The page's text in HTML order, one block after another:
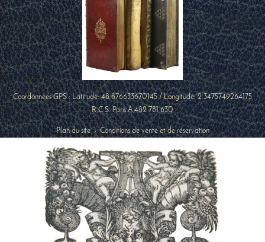
Coordonnées GPS : Latitude:48.876633670145/ Longitude:2.3475749264175
R.C.S. Paris A 482 781 630
Plan du site-Conditions de vente et de réservation